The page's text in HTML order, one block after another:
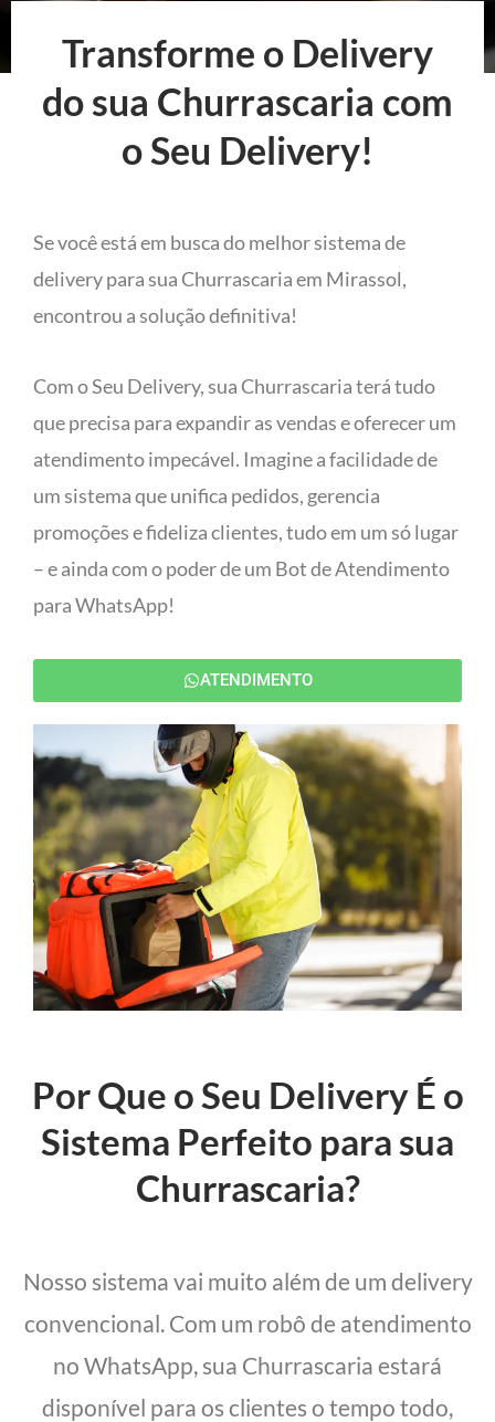
Transforme o Delivery
do sua Churrascaria com
o Seu Delivery!
Se você está em busca do melhor sistema de
delivery para sua Churrascaria em Mirassol,
encontrou a solução definitiva!
Com o Seu Delivery, sua Churrascaria terá tudo
que precisa para expandir as vendas e oferecer um
atendimento impecável. Imagine a facilidade de
um sistema que unifica pedidos, gerencia
promoções e fideliza clientes, tudo em um só lugar
– e ainda com o poder de um Bot de Atendimento
para WhatsApp!
ATENDIMENTO
Por Que o Seu Delivery É o
Sistema Perfeito para sua
Churrascaria?
Nosso sistema vai muito além de um delivery
convencional. Com um robô de atendimento
no WhatsApp, sua Churrascaria estará
disponível para os clientes o tempo todo,